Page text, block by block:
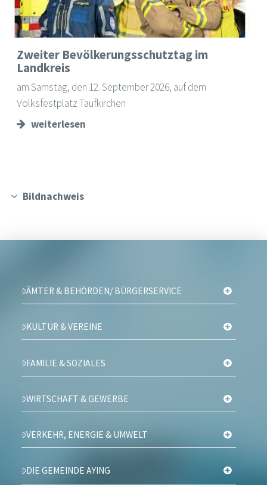
Zweiter Bevölkerungsschutztag im
Landkreis
am Samstag, den 12. September 2026, auf dem
Volksfestplatz Taufkirchen
weiterlesen
Bildnachweis
ÄMTER & BEHÖRDEN/ BÜRGERSERVICE
KULTUR & VEREINE
FAMILIE & SOZIALES
WIRTSCHAFT & GEWERBE
VERKEHR, ENERGIE & UMWELT
DIE GEMEINDE AYING